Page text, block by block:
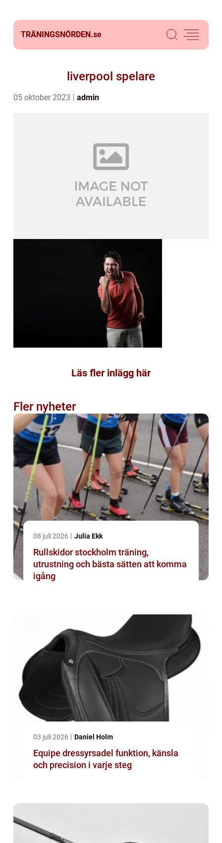
TRÄNINGSNÖRDEN.se
liverpool spelare
05 oktober 2023 admin
Läs fler inlägg här
Fler nyheter
08 juli 2026 Julia Ekk
Rullskidor stockholm träning,
utrustning och bästa sätten att komma
igång
03 juli 2026 Daniel Holm
Equipe dressyrsadel funktion, känsla
och precision i varje steg